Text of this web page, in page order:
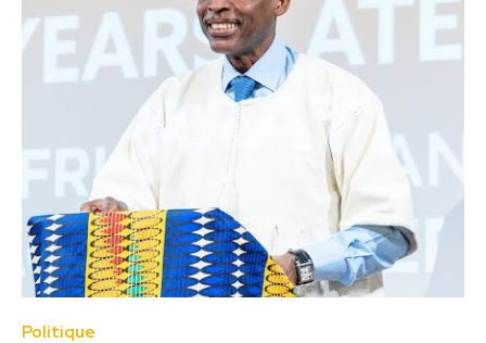
Politique